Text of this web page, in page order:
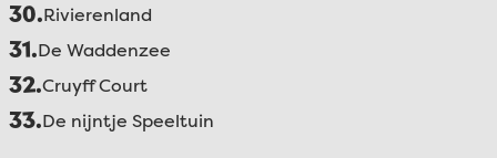
30. Rivierenland
31. De Waddenzee
32.Cruyff Court
33. De nijntje Speeltuin